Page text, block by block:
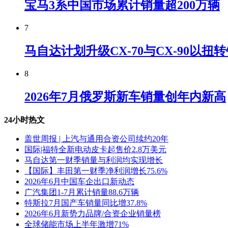
宝马3系中国市场累计销量超200万辆
7
马自达计划升级CX-70与CX-90以扭
8
2026年7月俄罗斯新车销量创年内新高
24小时热文
盖世周报 | 上汽与通用合资公司续约20年
国际|福特全新电动皮卡起售价2.8万美元
马自达第一财季销量与利润均实现增长
【国际】丰田第一财季净利润增长75.6%
2026年6月中国车企出口新动态
广汽集团1-7月累计销量88.6万辆
特斯拉7月国产车销量同比增37.8%
2026年6月新势力品牌/合资企业销量榜
全球储能市场上半年激增71%